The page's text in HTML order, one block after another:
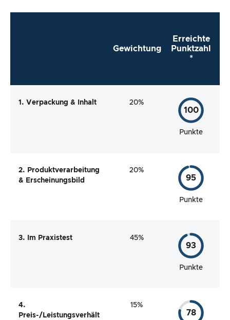
Gewichtung
Erreichte
Punktzahl
*
1. Verpackung & Inhalt 20%
100
Punkte
2. Produktverarbeitung
& Erscheinungsbild
20%
95
Punkte
3. Im Praxistest 45%
93
Punkte
4.
Preis-/Leistungsverhält
15%
78